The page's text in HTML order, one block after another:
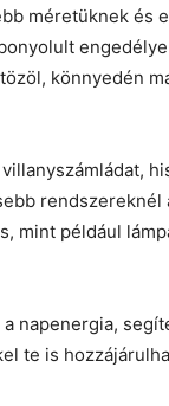
méretüknek és
könnyedén
mint például
napenergia,
te is